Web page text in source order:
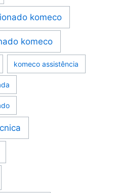
komeco
komeco
komeco assistência